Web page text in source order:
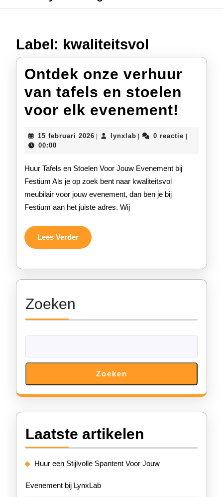
Label: kwaliteitsvol
Ontdek onze verhuur
van tafels en stoelen
voor elk evenement!
van
15 februari 2026 15
lynxlablynxlab0 reactie
00:00
Huur Tafels en Stoelen Voor Jouw Evenement bij
Festium Als je op zoek bent naar kwaliteitsvol
meubilair voor jouw evenement, dan ben je bij
Festium aan het juiste adres. Wij
Lees VerderLees
Verder
Zoeken
Zoeken
Laatste artikelen
Huur een Stijlvolle Spantent Voor Jouw
Evenement bij LynxLab